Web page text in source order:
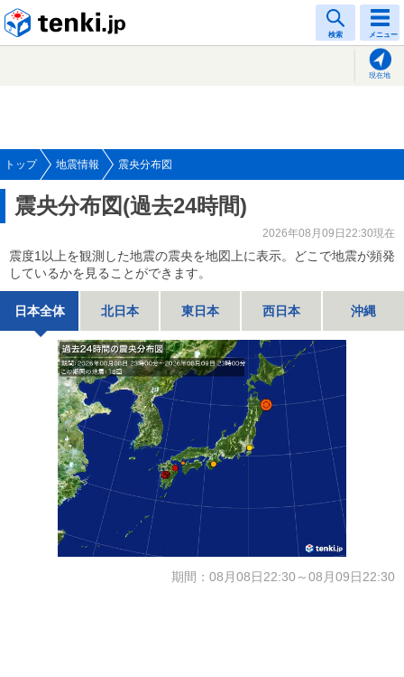
検索 メニュー
現在地
トップ 地震情報 震央分布図
震央分布図(過去24時間)
2026年08月09日22:30現在
震度1以上を観測した地震の震央を地図上に表示。どこで地震が頻発
しているかを見ることができます。
日本全体 北日本 東日本 西日本 沖縄
期間：08月08日22:30～08月09日22:30